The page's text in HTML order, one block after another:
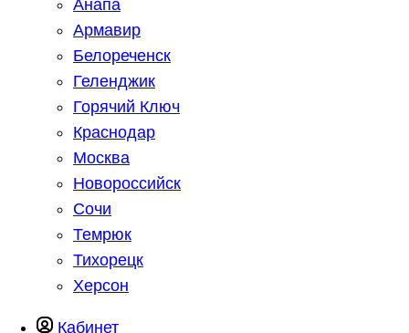
Анапа
Армавир
Белореченск
Геленджик
Горячий Ключ
Краснодар
Москва
Новороссийск
Сочи
Темрюк
Тихорецк
Херсон
Кабинет